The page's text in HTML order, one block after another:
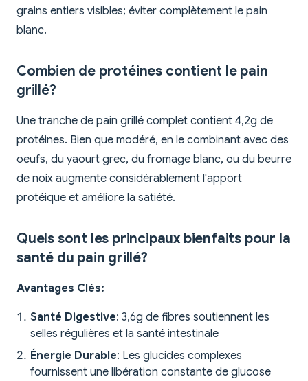
grains entiers visibles; éviter complètement le pain
blanc.
Combien de protéines contient le pain
grillé?
Une tranche de pain grillé complet contient 4,2g de
protéines. Bien que modéré, en le combinant avec des
oeufs, du yaourt grec, du fromage blanc, ou du beurre
de noix augmente considérablement l'apport
protéique et améliore la satiété.
Quels sont les principaux bienfaits pour la
santé du pain grillé?
Avantages Clés:
Santé Digestive: 3,6g de fibres soutiennent les
selles régulières et la santé intestinale
Énergie Durable: Les glucides complexes
fournissent une libération constante de glucose